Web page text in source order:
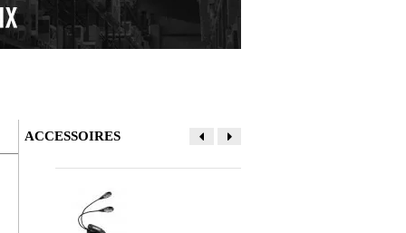
Donner votre avis
ACCESSOIRES